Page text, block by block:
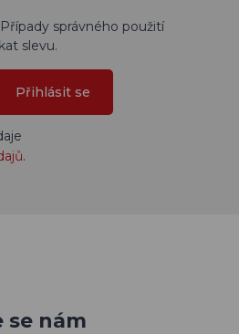
správného použití
slevu.
Přihlásit se
.
nám